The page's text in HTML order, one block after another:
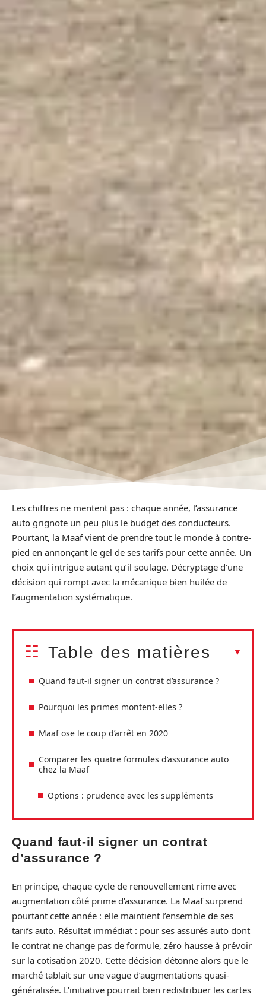
Les chiffres ne mentent pas : chaque année, l’assurance
auto grignote un peu plus le budget des conducteurs.
Pourtant, la Maaf vient de prendre tout le monde à contre-
pied en annonçant le gel de ses tarifs pour cette année. Un
choix qui intrigue autant qu’il soulage. Décryptage d’une
décision qui rompt avec la mécanique bien huilée de
l’augmentation systématique.
Table des matières
Quand faut-il signer un contrat d’assurance ?
Pourquoi les primes montent-elles ?
Maaf ose le coup d’arrêt en 2020
Comparer les quatre formules d’assurance auto
chez la Maaf
Options : prudence avec les suppléments
Quand faut-il signer un contrat
d’assurance ?
En principe, chaque cycle de renouvellement rime avec
augmentation côté prime d’assurance. La Maaf surprend
pourtant cette année : elle maintient l’ensemble de ses
tarifs auto. Résultat immédiat : pour ses assurés auto dont
le contrat ne change pas de formule, zéro hausse à prévoir
sur la cotisation 2020. Cette décision détonne alors que le
marché tablait sur une vague d’augmentations quasi-
généralisée. L’initiative pourrait bien redistribuer les cartes